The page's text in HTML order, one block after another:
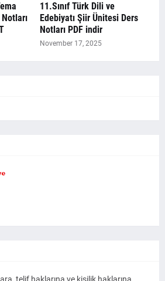
11.Sınıf Türk Dili ve
Edebiyatı Şiir Ünitesi Ders
Notları PDF indir
November 17, 2025